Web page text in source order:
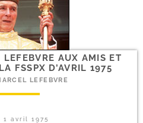
LEFEBVRE AUX AMIS ET
FSSPX D’AVRIL 1975
LEFEBVRE
1 avril 1975